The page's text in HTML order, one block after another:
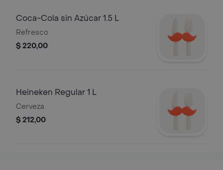
Coca-Cola sin Azúcar 1.5 L
Refresco
$ 220,00
Heineken Regular 1 L
Cerveza
$ 212,00